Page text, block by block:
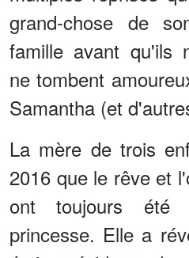
grand-chose de
famille avant qu'ils
ne tombent
Samantha (et
La mère de trois
2016 que le rêve et
ont toujours été
princesse. Elle a